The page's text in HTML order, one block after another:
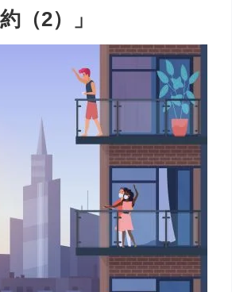
（2）」